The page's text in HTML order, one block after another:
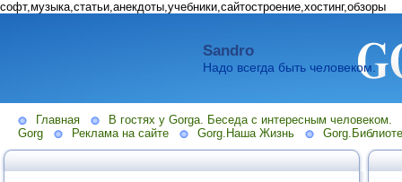
софт,музыка,статьи,анекдоты,учебники,сайтостроение,хостинг,обзоры
Sandro
Надо всегда быть человеком.
Главная
В гостях у Gorga. Беседа с интересным человеком.
Gorg
Реклама на сайте Gorg.Наша Жизнь